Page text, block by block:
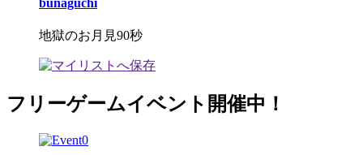
bunaguchi
地獄のお月見90秒
フリーゲームイベント開催中！